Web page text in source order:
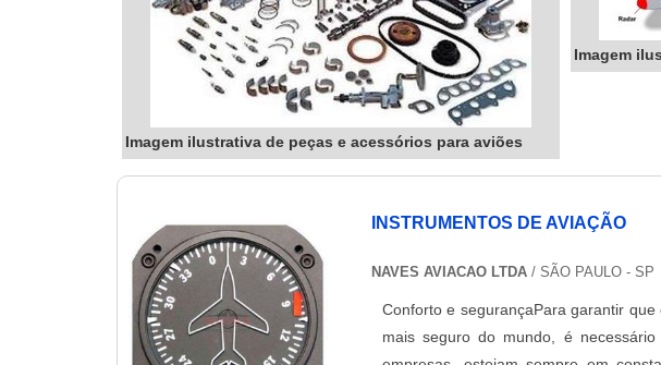
Imagem ilustrativa de peças e acessórios para aviões
Imagem
INSTRUMENTOS DE AVIAÇÃO
NAVES AVIACAO LTDA/ SÃO PAULO - SP
Conforto e segurançaPara garantir
mais seguro do mundo, é